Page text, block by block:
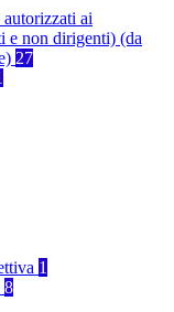
ai
e non dirigenti) (da
27
1
8